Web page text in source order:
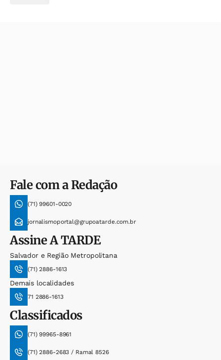
Fale com a Redação
(71) 99601-0020
jornalismoportal@grupoatarde.com.br
AssineA TARDE
Salvador e Região Metropolitana
(71) 2886-1613
Demais localidades
71 2886-1613
Classificados
(71) 99965-8961
(71) 2886-2683 / Ramal 8526